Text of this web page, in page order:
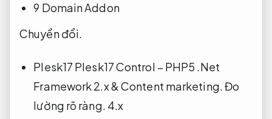
9 Domain Addon
Chuyển đổi.
Plesk17 Plesk17 Control – PHP5 .Net
Framework 2.x &Content marketing.Đo
lường rõ ràng. 4.x